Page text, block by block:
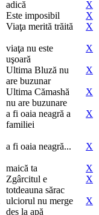
adică
X
Este imposibil
X
Viaţa merită trăită X
viaţa nu este
uşoară
X
Ultima Bluză nu
are buzunar
X
Ultima Cămashă
nu are buzunare
X
a fi oaia neagră a
familiei
X
a fi oaia neagră... X
maică ta
X
Zgârcitul e
totdeauna sărac
X
ulciorul nu merge
des la apă
X